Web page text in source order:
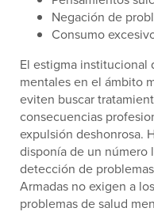
Negación de
Consumo
El estigma institucional
mentales en el ámbito
eviten buscar
consecuencias
expulsión deshonrosa.
disponía de un número
detección de
Armadas no exigen a
problemas de salud